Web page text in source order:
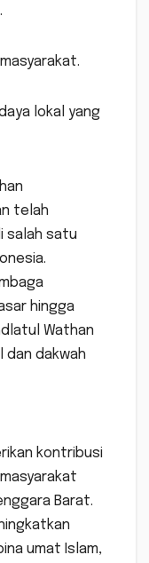
lokal yang
telah
salah satu
hingga
Wathan
dan dakwah
kontribusi
Barat.
umat Islam,